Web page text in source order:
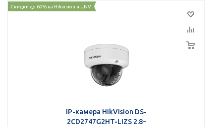
Скидки до 60% на Hikvision и UNV
IP-камера HikVision DS-
2CD2747G2HT-LIZS 2.8–